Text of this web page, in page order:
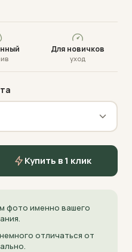
отправкой
Для новичков
уход
Купить в 1 клик
фото именно вашего
отличаться от